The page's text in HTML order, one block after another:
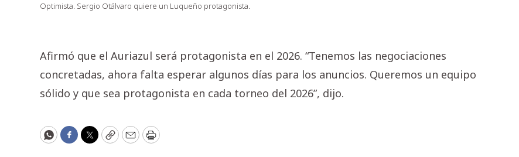
Optimista. Sergio Otálvaro quiere un Luqueño protagonista.
Afirmó que el Auriazul será protagonista en el 2026. “Tenemos las negociaciones
concretadas, ahora falta esperar algunos días para los anuncios. Queremos un equipo
sólido y que sea protagonista en cada torneo del 2026”, dijo.
WhatsApp
Facebook
Twitter
CopyEmailPrint